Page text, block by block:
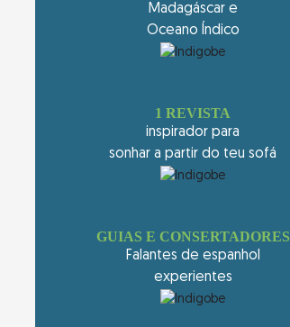
Madagáscar e
Oceano Índico
1 REVISTA
inspirador para
sonhar a partir do teu sofá
GUIAS E CONSERTADORES
Falantes de espanhol
experientes